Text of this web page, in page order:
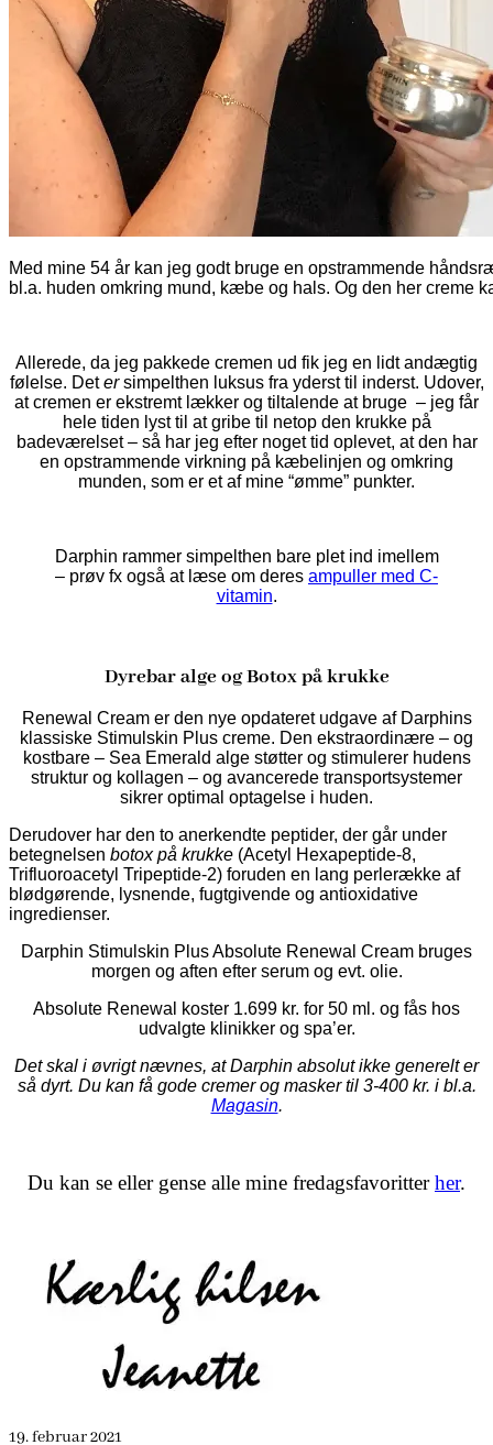
Med mine 54 år kan jeg godt bruge en opstrammende
bl.a. huden omkring mund, kæbe og hals. Og den her creme
Allerede, da jeg pakkede cremen ud fik jeg en lidt andægtig
følelse. Detersimpelthen luksus fra yderst til inderst. Udover,
at cremen er ekstremt lækker og tiltalende at bruge – jeg får
hele tiden lyst til at gribe til netop den krukke på
badeværelset – så har jeg efter noget tid oplevet, at den har
en opstrammende virkning på kæbelinjen og omkring
munden, som er et af mine “ømme” punkter.
Darphin rammer simpelthen bare plet ind imellem
– prøv fx også at læse om deres ampuller med C-
vitamin.
Dyrebar alge og Botox på krukke
Renewal Cream er den nye opdateret udgave af Darphins
klassiske Stimulskin Plus creme. Den ekstraordinære – og
kostbare – Sea Emerald alge støtter og stimulerer hudens
struktur og kollagen – og avancerede transportsystemer
sikrer optimal optagelse i huden.
Derudover har den to anerkendte peptider, der går under
betegnelsen botox på krukke (Acetyl Hexapeptide-8,
Trifluoroacetyl Tripeptide-2) foruden en lang perlerække af
blødgørende, lysnende, fugtgivende og antioxidative
ingredienser.
Darphin Stimulskin Plus Absolute Renewal Cream bruges
morgen og aften efter serum og evt. olie.
Absolute Renewal koster 1.699 kr. for 50 ml. og fås hos
udvalgte klinikker og spa’er.
Det skal i øvrigt nævnes, at Darphin absolut ikke generelt er
så dyrt. Du kan få gode cremer og masker til 3-400 kr. i bl.a.
Magasin.
Du kan se eller gense alle mine fredagsfavoritterher.
19. februar 2021